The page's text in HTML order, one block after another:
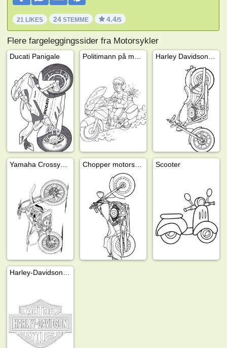
21 LIKES 24 STEMME 4.4/5
Flere fargeleggingssider fra Motorsykler
Ducati Panigale
Scooter